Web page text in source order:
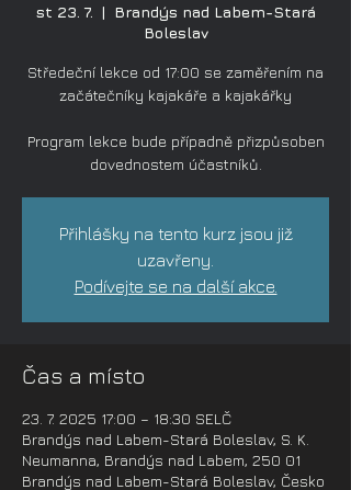
st 23. 7.
  |
Brandýs nad Labem-Stará
Boleslav
Středeční lekce od 17:00 se zaměřením na
začátečníky kajakáře a kajakářky
Program lekce bude případně přizpůsoben
dovednostem účastníků.
Přihlášky na tento kurz jsou již
uzavřeny.
Podívejte se na další akce.
Čas a místo
23. 7. 2025 17:00 – 18:30 SELČ
Brandýs nad Labem-Stará Boleslav, S. K.
Neumanna, Brandýs nad Labem, 250 01
Brandýs nad Labem-Stará Boleslav, Česko